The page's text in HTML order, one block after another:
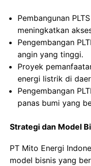
Pembangunan
meningkatkan
Pengembangan
angin yang tinggi.
Proyek
energi listrik di
Pengembangan
panas bumi yang
Strategi dan Model
PT Mito Energi
model bisnis yang